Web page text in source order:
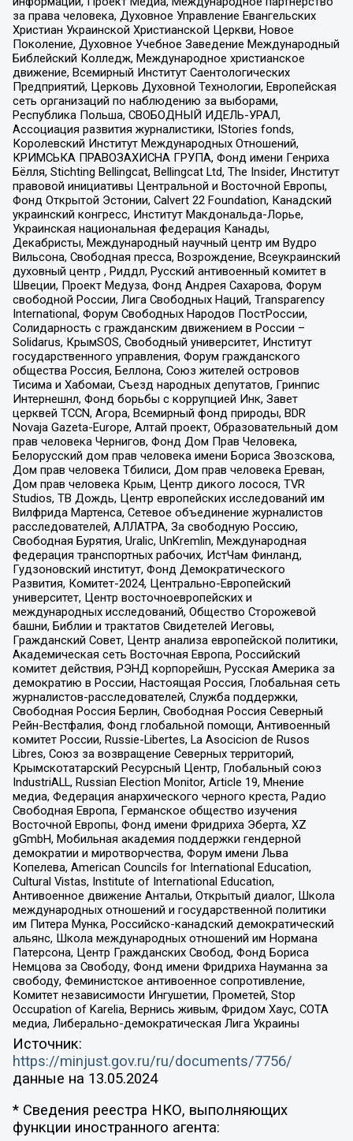
за права человека, Духовное Управление Евангельских
Христиан Украинской Христианской Церкви, Новое
Поколение, Духовное Учебное Заведение Международный
Библейский Колледж, Международное христианское
движение, Всемирный Институт Саентологических
Предприятий, Церковь Духовной Технологии, Европейская
сеть организаций по наблюдению за выборами,
Республика Польша, СВОБОДНЫЙ ИДЕЛЬ-УРАЛ,
Ассоциация развития журналистики, IStories fonds,
Королевский Институт Международных Отношений,
КРИМСЬКА ПРАВОЗАХИСНА ГРУПА, Фонд имени Генриха
Бёлля, Stichting Bellingcat, Bellingcat Ltd, The Insider, Институт
правовой инициативы Центральной и Восточной Европы,
Фонд Открытой Эстонии, Calvert 22 Foundation, Канадский
украинский конгресс, Институт Макдональда-Лорье,
Украинская национальная федерация Канады,
Декабристы, Международный научный центр им Вудро
Вильсона, Свободная пресса, Возрождение, Всеукраинский
духовный центр , Риддл, Русский антивоенный комитет в
Швеции, Проект Медуза, Фонд Андрея Сахарова, Форум
свободной России, Лига Свободных Наций, Transparеncy
International, Форум Свободных Народов ПостРоссии,
Солидарность с гражданским движением в России –
Solidarus, КрымSOS, Свободный университет, Институт
государственного управления, Форум гражданского
общества Россия, Беллона, Союз жителей островов
Тисима и Хабомаи, Съезд народных депутатов, Гринпис
Интернешнл, Фонд борьбы с коррупцией Инк, Завет
церквей TCCN, Агора, Всемирный фонд природы, BDR
Novaja Gazeta-Europe, Алтай проект, Образовательный дом
прав человека Чернигов, Фонд Дом Прав Человека,
Белорусский дом прав человека имени Бориса Звозскова,
Дом прав человека Тбилиси, Дом прав человека Ереван,
Дом прав человека Крым, Центр дикого лосося, TVR
Studios, ТВ Дождь, Центр европейских исследований им
Вилфрида Мартенса, Сетевое объединение журналистов
расследователей, АЛЛАТРА, За свободную Россию,
Свободная Бурятия, Uralic, UnKremlin, Международная
федерация транспортных рабочих, ИстЧам Финланд,
Гудзоновский институт, Фонд Демократического
Развития, Комитет-2024, Центрально-Европейский
университет, Центр восточноевропейских и
международных исследований, Общество Сторожевой
башни, Библии и трактатов Свидетелей Иеговы,
Гражданский Совет, Центр анализа европейской политики,
Академическая сеть Восточная Европа, Российский
комитет действия, РЭНД корпорейшн, Русская Америка за
демократию в России, Настоящая Россия, Глобальная сеть
журналистов-расследователей, Служба поддержки,
Свободная Россия Берлин, Свободная Россия Северный
Рейн-Вестфалия, Фонд глобальной помощи, Антивоенный
комитет России, Russie-Libertes, La Asocicion de Rusos
Libres, Союз за возвращение Северных территорий,
Крымскотатарский Ресурсный Центр, Глобальный союз
IndustriALL, Russian Election Monitor, Article 19, Мнение
медиа, Федерация анархического черного креста, Радио
Свободная Европа, Германское общество изучения
Восточной Европы, Фонд имени Фридриха Эберта, XZ
gGmbH, Мобильная академия поддержки гендерной
демократии и миротворчества, Форум имени Льва
Копелева, American Councils for International Education,
Cultural Vistas, Institute of International Education,
Антивоенное движение Антальи, Открытый диалог, Школа
международных отношений и государственной политики
им Питера Мунка, Российско-канадский демократический
альянс, Школа международных отношений им Нормана
Патерсона, Центр Гражданских Свобод, Фонд Бориса
Немцова за Свободу, Фонд имени Фридриха Науманна за
свободу, Феминистское антивоенное сопротивление,
Комитет независимости Ингушетии, Прометей, Stop
Occupation of Karelia, Вернись живым, Фридом Хаус, СОТА
медиа, Либерально-демократическая Лига Украины
Источник:
https://minjust.gov.ru/ru/documents/7756/
данные на 13.05.2024
* Сведения реестра НКО, выполняющих
функции иностранного агента: